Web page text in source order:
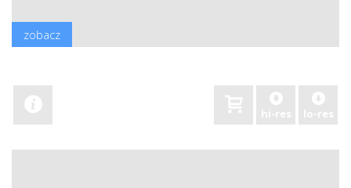
zobacz
hi-res lo-res